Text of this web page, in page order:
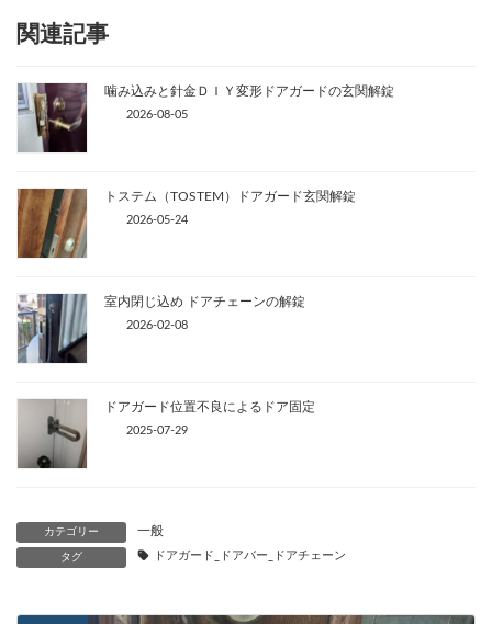
関連記事
噛み込みと針金ＤＩＹ変形ドアガードの玄関解錠
2026-08-05
トステム（TOSTEM）ドアガード玄関解錠
2026-05-24
室内閉じ込め ドアチェーンの解錠
2026-02-08
ドアガード位置不良によるドア固定
2025-07-29
カテゴリー 一般
タグ ドアガード_ドアバー_ドアチェーン